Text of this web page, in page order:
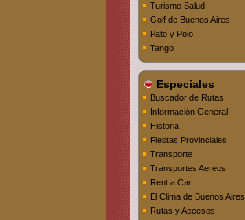
Turismo Salud
Golf de Buenos Aires
Pato y Polo
Tango
Especiales
Buscador de Rutas
Información General
Historia
Fiestas Provinciales
Transporte
Transportes Aereos
Rent a Car
El Clima de Buenos Aires
Rutas y Accesos